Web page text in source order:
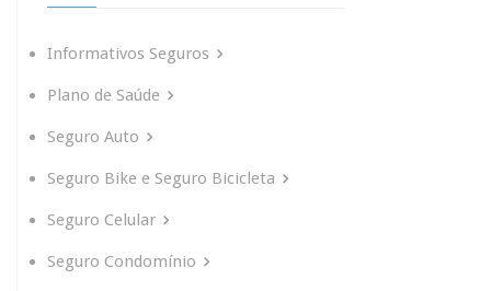
Informativos Seguros
Plano de Saúde
Seguro Auto
Seguro Bike e Seguro Bicicleta
Seguro Celular
Seguro Condomínio